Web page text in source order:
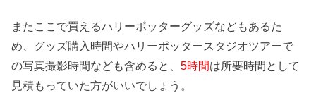
またここで買えるハリーポッターグッズなどもあるた
め、グッズ購入時間やハリーポッタースタジオツアーで
の写真撮影時間なども含めると、5時間は所要時間として
見積もっていた方がいいでしょう。